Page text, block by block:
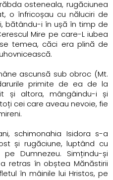
osteneala, rugăciunea
o înfricoșau cu năluciri de
bătându-i în ușă în timp de
Mire pe care-L iubea
temea, căci era plină de
ascunsă sub obroc (Mt.
primite de ea de la
și altora, mângâindu-i și
cei care aveau nevoie, fie
schimonahia Isidora s-a
și rugăciune, luptând cu
pe Dumnezeu. Simțindu-și
retras în obștea Mănăstirii
în mâinile lui Hristos, pe